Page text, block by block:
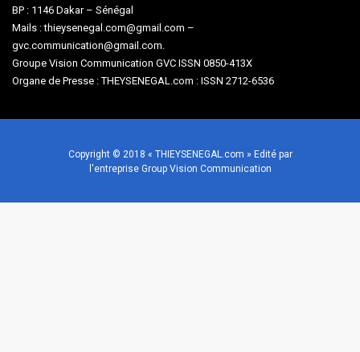
BP : 1146 Dakar – Sénégal
Mails : thieysenegal.com@gmail.com –
gvc.communication@gmail.com.
Groupe Vision Communication GVC ISSN 0850-413X
Organe de Presse : THEYSENEGAL.com : ISSN 2712-6536
Copyright © 2018 « THIEYSENEGAL.com » Edité par
l'entreprise Group Vision Communication